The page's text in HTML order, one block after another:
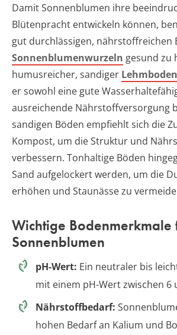
Damit Sonnenblumen ihre
Blütenpracht entwickeln können,
gut durchlässigen, nährstoffreichen
Sonnenblumenwurzeln gesund zu
humusreicher, sandiger Lehmboden
er sowohl eine gute
ausreichende Nährstoffversorgung
sandigen Böden empfiehlt sich die
Kompost, um die Struktur und
verbessern. Tonhaltige Böden
Sand aufgelockert werden, um die
erhöhen und Staunässe zu
Wichtige Bodenmerkmale
Sonnenblumen
pH-Wert: Ein neutraler bis
mit einem pH-Wert zwischen 6
Nährstoffbedarf:
hohen Bedarf an Kalium und